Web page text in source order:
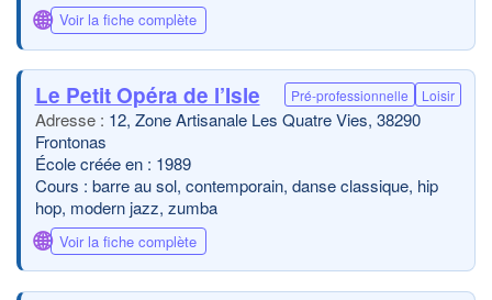
🌐 Voir la fiche complète
Le Petit Opéra de l’Isle Pré-professionnelle Loisir
12, Zone Artisanale Les Quatre Vies, 38290
Frontonas
École créée en : 1989
Cours : barre au sol, contemporain, danse classique, hip
hop, modern jazz, zumba
🌐 Voir la fiche complète